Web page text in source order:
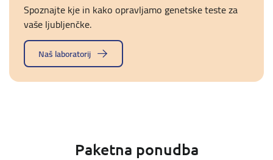
Spoznajte kje in kako opravljamo genetske teste za
vaše ljubljenčke.
Naš laboratorij
Paketna ponudba